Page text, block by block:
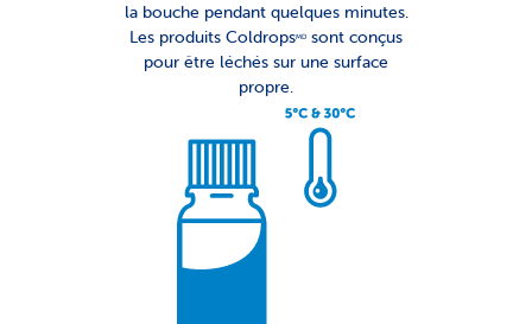
la bouche pendant quelques minutes.
Les produits ColdropsMD sont conçus
pour être léchés sur une surface
propre.